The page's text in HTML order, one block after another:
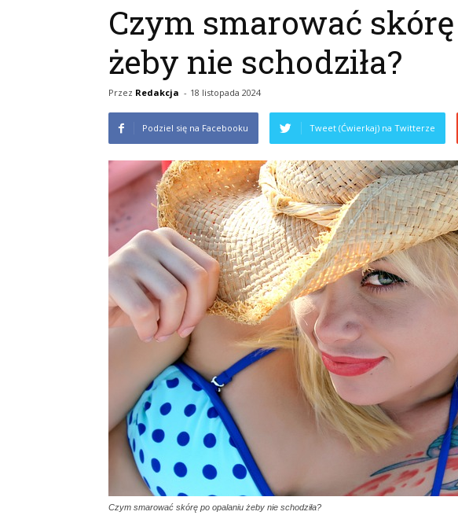
Czym smarować
żeby nie schodziła?
Przez Redakcja - 18 listopada 2024
Podziel się na Facebooku Tweet (Ćwierkaj) na Twitterze
Czym smarować skórę po opalaniu żeby nie schodziła?